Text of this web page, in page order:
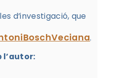
d’investigació, que
.